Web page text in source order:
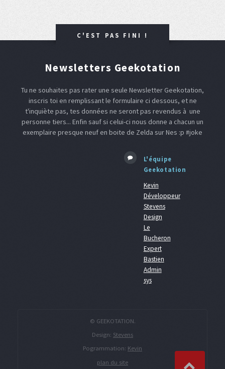
C'EST PAS FINI !
Newsletters Geekotation
Tu ne souhaites pas rater une seule Newsletter Geekotation,
inscris toi en remplissant le formulaire ci dessous, et ne
t'inquiète pas, tes données ne seront pas revendus à une
personne tiers... Enfin sauf si celui-ci nous donne a chacun un
exemplaire presque neuf en boite de Zelda sur Nes :p #joke
L'équipe
Geekotation
Kevin
Développeur
Stevens
Design
Le
Bucheron
Expert
Bastien
Admin
sys
© GEEKOTATION.
Design: Stevens
Pogrammation: Kevin
plan du site